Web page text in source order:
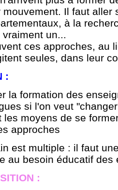
mouvement. Il faut aller
à la
vraiment un...
ces approches, au
seules, dans leur
:
la formation des
si l'on veut
les moyens de se
approches
est multiple : il faut
au besoin éducatif des
: